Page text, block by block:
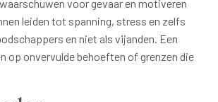
voor gevaar en motiveren
leiden tot spanning, stress en zelfs
en niet als vijanden. Een
op onvervulde behoeften of grenzen die